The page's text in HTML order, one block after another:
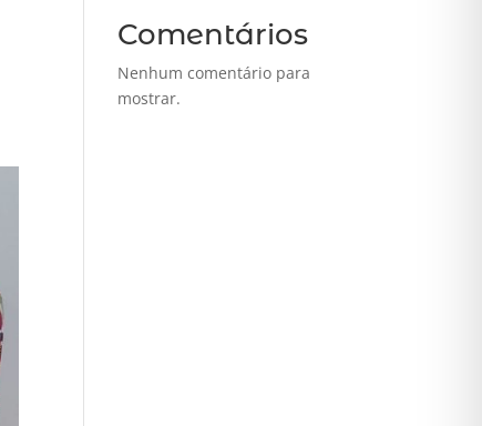
Comentários
Nenhum comentário para
mostrar.